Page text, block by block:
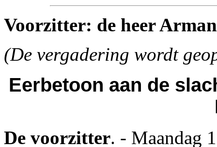
Voorzitter: de heer
(De vergadering wordt
Eerbetoon aan de
De voorzitter. - Maandag